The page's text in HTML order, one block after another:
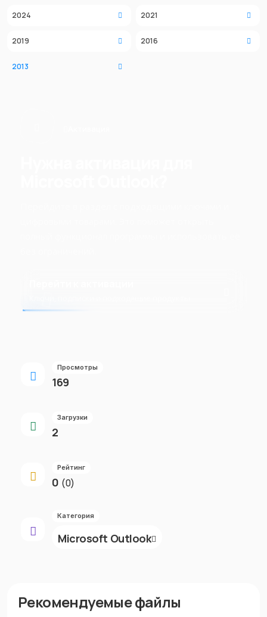
2024 2021
2019 2016
2013
Просмотры
169
Загрузки
2
Рейтинг
0 (0)
Категория
Microsoft Outlook
Рекомендуемые файлы